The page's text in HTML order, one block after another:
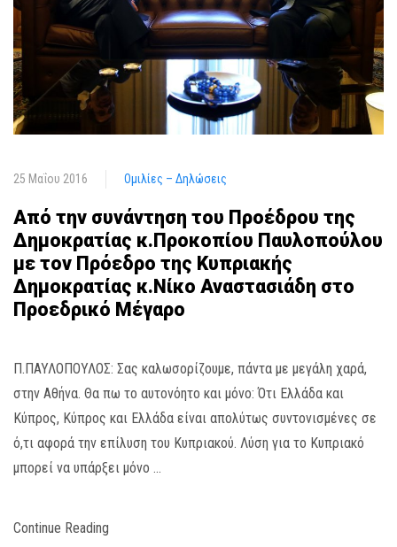
25 Μαΐου 2016 Ομιλίες – Δηλώσεις
Από την συνάντηση του Προέδρου της
Δημοκρατίας κ.Προκοπίου Παυλοπούλου
με τον Πρόεδρο της Κυπριακής
Δημοκρατίας κ.Νίκο Αναστασιάδη στο
Προεδρικό Μέγαρο
Π.ΠΑΥΛΟΠΟΥΛΟΣ: Σας καλωσορίζουμε, πάντα με μεγάλη χαρά,
στην Αθήνα. Θα πω το αυτονόητο και μόνο: Ότι Ελλάδα και
Κύπρος, Κύπρος και Ελλάδα είναι απολύτως συντονισμένες σε
ό,τι αφορά την επίλυση του Κυπριακού. Λύση για το Κυπριακό
μπορεί να υπάρξει μόνο …
Continue Reading